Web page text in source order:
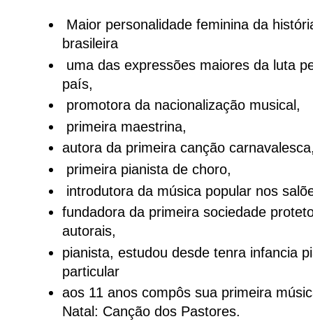
Maior personalidade feminina da
brasileira
uma das expressões maiores da luta
país,
promotora da nacionalização musical,
primeira maestrina,
autora da primeira canção
primeira pianista de choro,
introdutora da música popular nos
fundadora da primeira sociedade
autorais,
pianista, estudou desde tenra infancia
particular
aos 11 anos compôs sua primeira
Natal: Canção dos Pastores.